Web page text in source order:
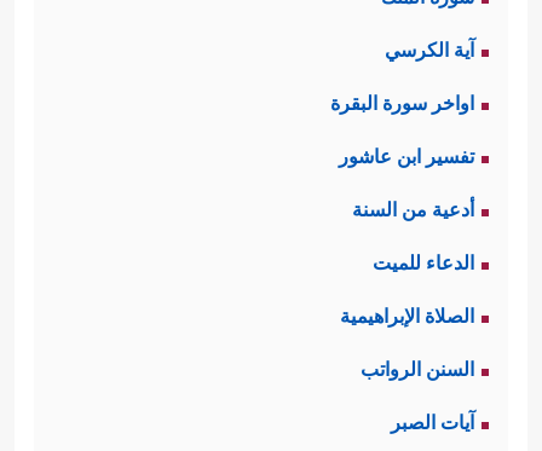
آية الكرسي
اواخر سورة البقرة
تفسير ابن عاشور
أدعية من السنة
الدعاء للميت
الصلاة الإبراهيمية
السنن الرواتب
آيات الصبر